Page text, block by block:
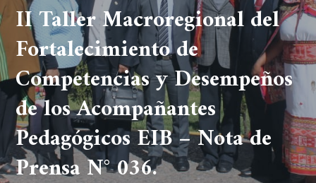
II Taller Macroregional del
Fortalecimiento de
Competencias y Desempeños
de los Acompañantes
Pedagógicos EIB – Nota de
Prensa N° 036.